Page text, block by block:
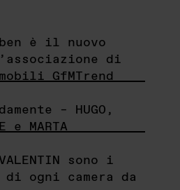
è il nuovo
di
GfMTrend
– HUGO,
e MARTA
sono i
ogni camera da